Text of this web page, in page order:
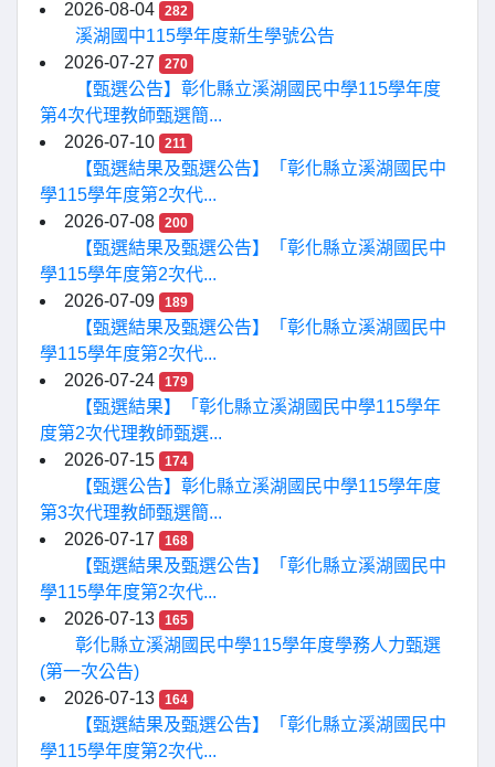
2026-08-04 282
溪湖國中115學年度新生學號公告
2026-07-27
270
【甄選公告】彰化縣立溪湖國民中學115學年度
第4次代理教師甄選簡...
2026-07-10
211
【甄選結果及甄選公告】「彰化縣立溪湖國民中
學115學年度第2次代...
2026-07-08
200
【甄選結果及甄選公告】「彰化縣立溪湖國民中
學115學年度第2次代...
2026-07-09
189
【甄選結果及甄選公告】「彰化縣立溪湖國民中
學115學年度第2次代...
2026-07-24
179
【甄選結果】「彰化縣立溪湖國民中學115學年
度第2次代理教師甄選...
2026-07-15
174
【甄選公告】彰化縣立溪湖國民中學115學年度
第3次代理教師甄選簡...
2026-07-17
168
【甄選結果及甄選公告】「彰化縣立溪湖國民中
學115學年度第2次代...
2026-07-13
165
彰化縣立溪湖國民中學115學年度學務人力甄選
(第一次公告)
2026-07-13
164
【甄選結果及甄選公告】「彰化縣立溪湖國民中
學115學年度第2次代...